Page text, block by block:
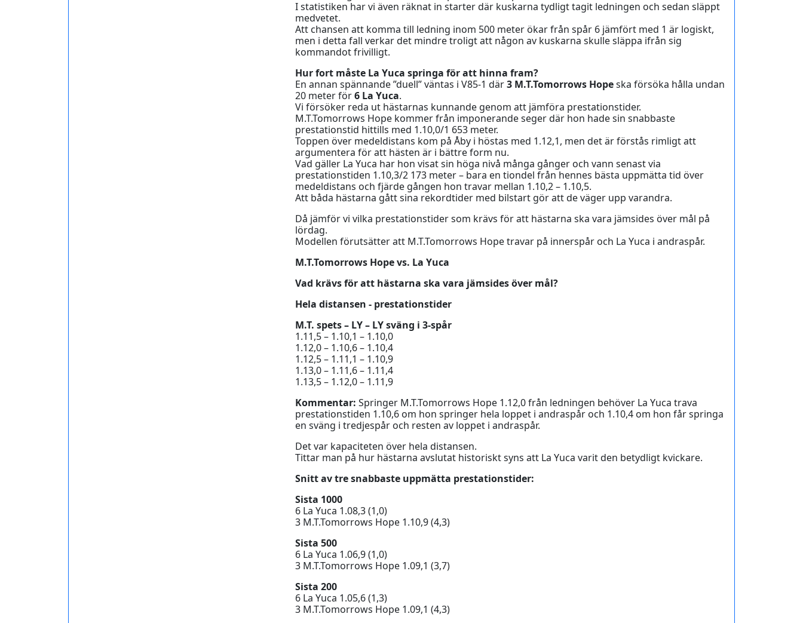
I statistiken har vi även räknat in starter där kuskarna tydligt tagit ledningen och sedan släppt
medvetet.
Att chansen att komma till ledning inom 500 meter ökar från spår 6 jämfört med 1 är logiskt,
men i detta fall verkar det mindre troligt att någon av kuskarna skulle släppa ifrån sig
kommandot frivilligt.
Hur fort måste La Yuca springa för att hinna fram?
En annan spännande ”duell” väntas i V85-1 där3 M.T.Tomorrows Hopeska försöka hålla undan
20 meter för6 La Yuca.
Vi försöker reda ut hästarnas kunnande genom att jämföra prestationstider.
M.T.Tomorrows Hope kommer från imponerande seger där hon hade sin snabbaste
prestationstid hittills med 1.10,0/1 653 meter.
Toppen över medeldistans kom på Åby i höstas med 1.12,1, men det är förstås rimligt att
argumentera för att hästen är i bättre form nu.
Vad gäller La Yuca har hon visat sin höga nivå många gånger och vann senast via
prestationstiden 1.10,3/2 173 meter – bara en tiondel från hennes bästa uppmätta tid över
medeldistans och fjärde gången hon travar mellan 1.10,2 – 1.10,5.
Att båda hästarna gått sina rekordtider med bilstart gör att de väger upp varandra.
Då jämför vi vilka prestationstider som krävs för att hästarna ska vara jämsides över mål på
lördag.
Modellen förutsätter att M.T.Tomorrows Hope travar på innerspår och La Yuca i andraspår.
M.T.Tomorrows Hope vs. La Yuca
Vad krävs för att hästarna ska vara jämsides över mål?
Hela distansen - prestationstider
M.T. spets – LY – LY sväng i 3-spår
1.11,5 – 1.10,1 – 1.10,0
1.12,0 – 1.10,6 – 1.10,4
1.12,5 – 1.11,1 – 1.10,9
1.13,0 – 1.11,6 – 1.11,4
1.13,5 – 1.12,0 – 1.11,9
Kommentar:Springer M.T.Tomorrows Hope 1.12,0 från ledningen behöver La Yuca trava
prestationstiden 1.10,6 om hon springer hela loppet i andraspår och 1.10,4 om hon får springa
en sväng i tredjespår och resten av loppet i andraspår.
Det var kapaciteten över hela distansen.
Tittar man på hur hästarna avslutat historiskt syns att La Yuca varit den betydligt kvickare.
Snitt av tre snabbaste uppmätta prestationstider:
Sista 1000
6 La Yuca 1.08,3 (1,0)
3 M.T.Tomorrows Hope 1.10,9 (4,3)
Sista 500
6 La Yuca 1.06,9 (1,0)
3 M.T.Tomorrows Hope 1.09,1 (3,7)
Sista 200
6 La Yuca 1.05,6 (1,3)
3 M.T.Tomorrows Hope 1.09,1 (4,3)